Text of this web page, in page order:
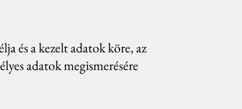
és a kezelt adatok köre, az
adatok megismerésére